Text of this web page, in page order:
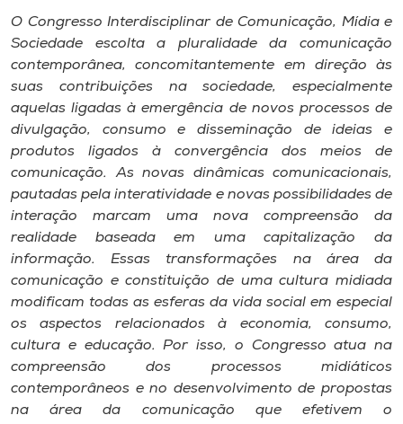
Selecione
o idioma
A+
O Congresso Interdisciplinar de Comunicação, Mídia e
Sociedade escolta a pluralidade da comunicação
contemporânea, concomitantemente em direção às
suas contribuições na sociedade, especialmente
aquelas ligadas à emergência de novos processos de
divulgação, consumo e disseminação de ideias e
produtos ligados à convergência dos meios de
comunicação. As novas dinâmicas comunicacionais,
pautadas pela interatividade e novas possibilidades de
interação marcam uma nova compreensão da
realidade baseada em uma capitalização da
informação. Essas transformações na área da
comunicação e constituição de uma cultura midiada
modificam todas as esferas da vida social em especial
os aspectos relacionados à economia, consumo,
cultura e educação. Por isso, o Congresso atua na
compreensão dos processos midiáticos
contemporâneos e no desenvolvimento de propostas
na área da comunicação que efetivem o